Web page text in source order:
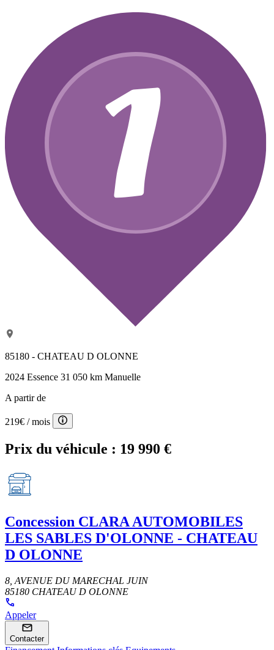
85180 - CHATEAU D OLONNE
2024 Essence 31 050 km Manuelle
A partir de
219€ / mois
Prix du véhicule : 19 990 €
Concession CLARA AUTOMOBILES
LES SABLES D'OLONNE - CHATEAU
D OLONNE
8, AVENUE DU MARECHAL JUIN
85180 CHATEAU D OLONNE
Appeler
Contacter